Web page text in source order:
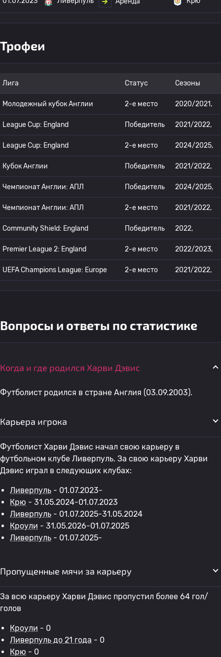
Трофеи
Лига Статус Сезоны
Молодежный кубок Англии 2-е место 2020/2021,
League Cup: England Победитель 2021/2022,
League Cup: England 2-е место 2024/2025,
Кубок Англии Победитель 2021/2022,
Чемпионат Англии: АПЛ Победитель 2024/2025,
Чемпионат Англии: АПЛ 2-е место 2021/2022,
Community Shield: England Победитель 2022,
Premier League 2: England 2-е место 2022/2023,
UEFA Champions League: Europe 2-е место 2021/2022,
Вопросы и ответы по статистике
Когда и где родился Харви Дэвис
Футболист родился в стране Англия (03.09.2003).
Карьера игрока
Футболист Харви Дэвис начал свою карьеру в
футбольном клубе Ливерпуль. За свою карьеру Харви
Дэвис играл в следующих клубах:
Ливерпуль - 01.07.2023-
Крю - 31.05.2024-01.07.2023
Ливерпуль - 01.07.2025-31.05.2024
Кроули - 31.05.2026-01.07.2025
Ливерпуль - 01.07.2025-
Пропущенные мячи за карьеру
За всю карьеру Харви Дэвис пропустил более 64 гол/
голов
Кроули - 0
Ливерпуль до 21 года - 0
Крю - 0